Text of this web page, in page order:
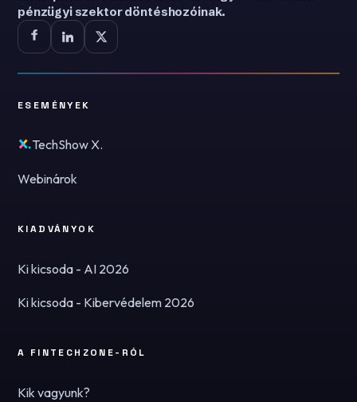
pénzügyi szektor döntéshozóinak.
ESEMÉNYEK
TechShow X.
Webinárok
KIADVÁNYOK
Ki kicsoda - AI 2026
Ki kicsoda - Kibervédelem 2026
A FINTECHZONE-RÓL
Kik vagyunk?